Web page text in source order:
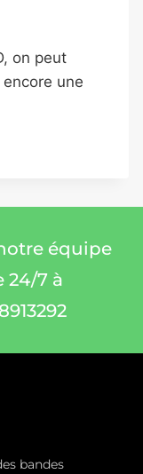
on peut
une
équipe
24/7 à
bandes